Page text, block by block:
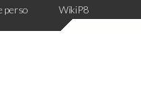
perso WikiP8